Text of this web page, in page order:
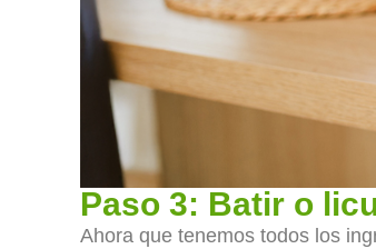
Paso 3: Batir o
Ahora que tenemos todos los